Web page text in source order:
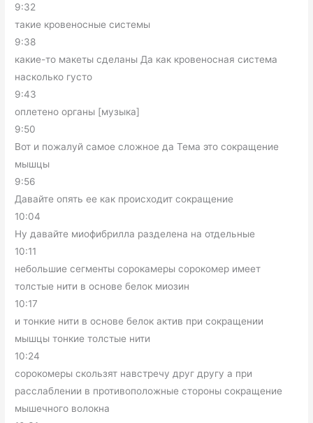
9:32
такие кровеносные системы
9:38
какие-то макеты сделаны Да как кровеносная система
насколько густо
9:43
оплетено органы [музыка]
9:50
Вот и пожалуй самое сложное да Тема это сокращение
мышцы
9:56
Давайте опять ее как происходит сокращение
10:04
Ну давайте миофибрилла разделена на отдельные
10:11
небольшие сегменты сорокамеры сорокомер имеет
толстые нити в основе белок миозин
10:17
и тонкие нити в основе белок актив при сокращении
мышцы тонкие толстые нити
10:24
сорокомеры скользят навстречу друг другу а при
расслаблении в противоположные стороны сокращение
мышечного волокна